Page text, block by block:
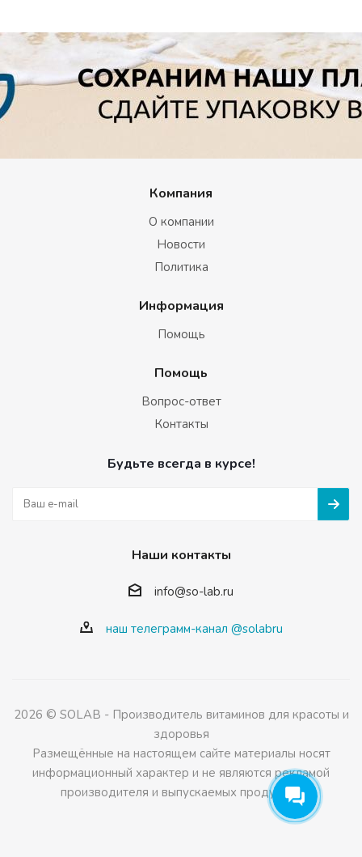
Компания
О компании
Новости
Политика
Информация
Помощь
Помощь
Вопрос-ответ
Контакты
Будьте всегда в курсе!
Наши контакты
info@so-lab.ru
наш телеграмм-канал @solabru
2026 © SOLAB - Производитель витаминов для красоты и
здоровья
Размещённые на настоящем сайте материалы носят
информационный характер и не являются рекламой
производителя и выпускаемых продуктов